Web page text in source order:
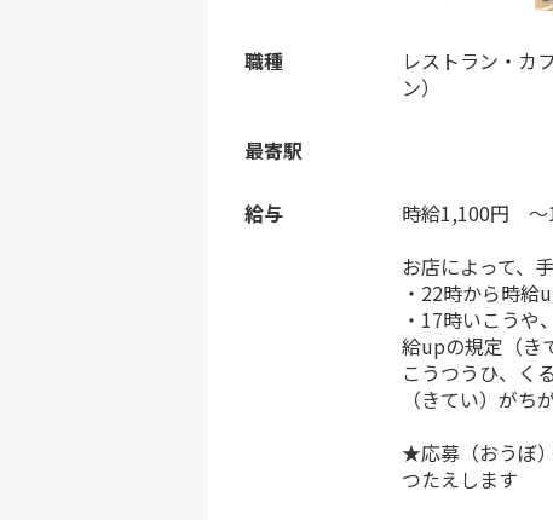
職種
レストラン・カ
ン）
最寄駅
給与
時給1,100円 ～
お店によって、
・22時から時給
・17時いこうや
給upの規定（き
こうつうひ、く
（きてい）がち
★応募（おうぼ
つたえします